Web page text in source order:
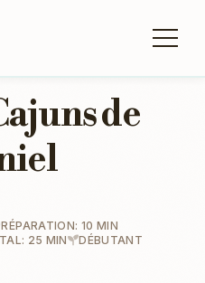
de
10 MIN
25 MIN DÉBUTANT